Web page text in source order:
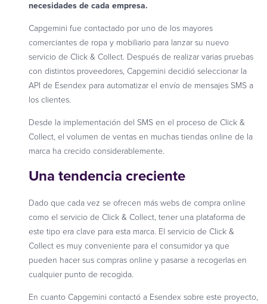
necesidades de cada empresa.
Capgemini fue contactado por uno de los mayores
comerciantes de ropa y mobiliario para lanzar su nuevo
servicio de Click & Collect. Después de realizar varias pruebas
con distintos proveedores, Capgemini decidió seleccionar la
API de Esendex para automatizar el envío de mensajes SMS a
los clientes.
Desde la implementación del SMS en el proceso de Click &
Collect, el volumen de ventas en muchas tiendas online de la
marca ha crecido considerablemente.
Una tendencia creciente
Dado que cada vez se ofrecen más webs de compra online
como el servicio de Click & Collect, tener una plataforma de
este tipo era clave para esta marca. El servicio de Click &
Collect es muy conveniente para el consumidor ya que
pueden hacer sus compras online y pasarse a recogerlas en
cualquier punto de recogida.
En cuanto Capgemini contactó a Esendex sobre este proyecto,